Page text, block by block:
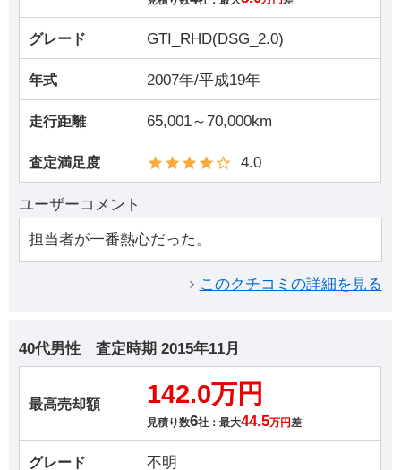
グレード GTI_RHD(DSG_2.0)
年式 2007年/平成19年
走行距離 65,001～70,000km
査定満足度 4.0
ユーザーコメント
担当者が一番熱心だった。
このクチコミの詳細を見る
40代男性 査定時期 2015年11月
最高売却額 142.0万円
見積り数6社：最大44.5万円差
グレード 不明